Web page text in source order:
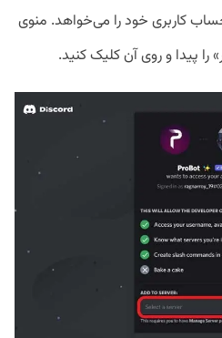
کاربری خود را می‌خواهد. منوی
پیدا و روی آن کلیک کنید.